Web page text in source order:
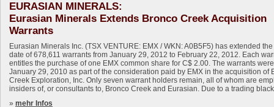
EURASIAN MINERALS:
Eurasian Minerals Extends Bronco Creek Acquisition
Warrants
Eurasian Minerals Inc. (TSX VENTURE: EMX / WKN: A0B5F5) has extended
date of 678,611 warrants from January 29, 2012 to February 22, 2012. Each
entitles the purchase of one EMX common share for C$ 2.00. The warrants
January 29, 2010 as part of the consideration paid by EMX in the acquisition of
Creek Exploration, Inc. Only seven warrant holders remain, all of whom are
insiders of, or consultants to, Bronco Creek and Eurasian. Due to a trading
» mehr Infos